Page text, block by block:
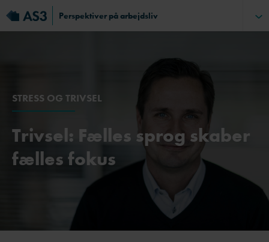
Perspektiver på arbejdsliv
STRESS OG TRIVSEL
Trivsel: Fælles sprog skaber
fælles fokus